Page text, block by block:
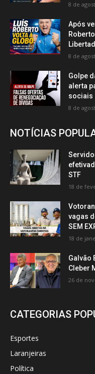
8 de
Após
8 de
Golpe
alerta
sociais
8 de
NOTÍCIAS
STF
18 de
vagas
SEM
18 de
Galvão
Cleber
26 de
CATEGORIAS
Esportes
Laranjeiras
Política